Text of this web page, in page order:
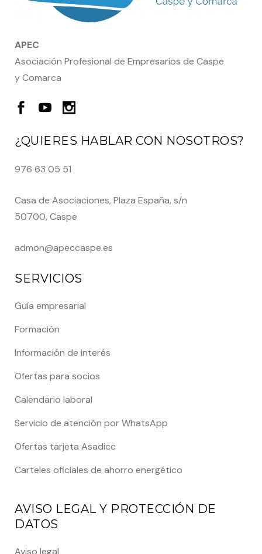
APEC
Asociación Profesional de Empresarios de Caspe
y Comarca
¿QUIERES HABLAR CON NOSOTROS?
976 63 05 51
Casa de Asociaciones, Plaza España, s/n
50700, Caspe
admon@apeccaspe.es
SERVICIOS
Guía empresarial
Formación
Información de interés
Ofertas para socios
Calendario laboral
Servicio de atención por WhatsApp
Ofertas tarjeta Asadicc
Carteles oficiales de ahorro energético
AVISO LEGAL Y PROTECCIÓN DE
DATOS
Aviso legal